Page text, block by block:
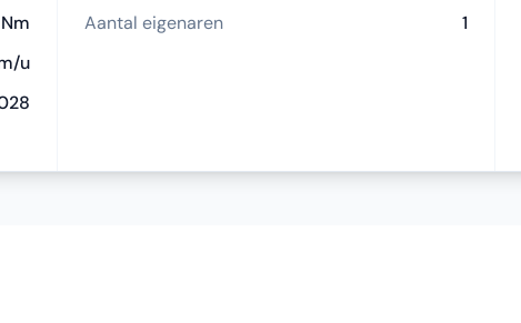
u
Aantal eigenaren
1